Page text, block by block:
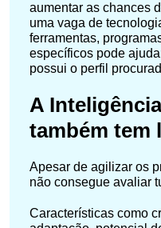
aumentar as chances
uma vaga de
ferramentas,
específicos pode
possui o perfil
A
também tem
Apesar de agilizar os
não consegue avaliar
Características como